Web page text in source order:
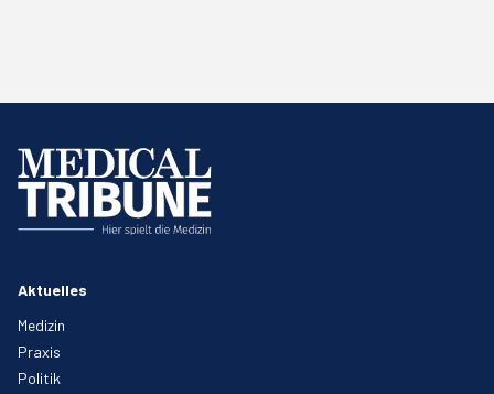
Aktuelles
Medizin
Praxis
Politik